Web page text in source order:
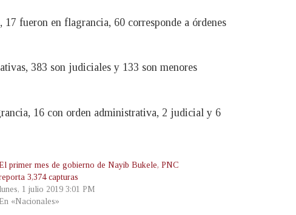
fueron en flagrancia, 60 corresponde a órdenes
383 son judiciales y 133 son menores
16 con orden administrativa, 2 judicial y 6
primer mes de gobierno de Nayib Bukele, PNC
3,374 capturas
lunes, 1 julio 2019 3:01 PM
En «Nacionales»